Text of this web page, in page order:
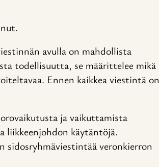
avulla on mahdollista
todellisuutta, se määrittelee mikä
Ennen kaikkea viestintä on
ja vaikuttamista
liikkeenjohdon käytäntöjä.
veronkierron